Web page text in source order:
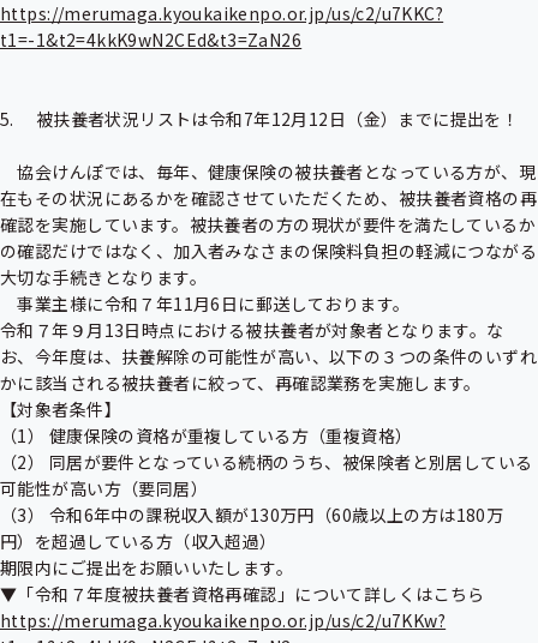
https://merumaga.kyoukaikenpo.or.jp/us/c2/u7KKC?
t1=-1&t2=4kkK9wN2CEd&t3=ZaN26
5. 　被扶養者状況リストは令和7年12月12日（金）までに提出を！
協会けんぽでは、毎年、健康保険の被扶養者となっている方が、現
在もその状況にあるかを確認させていただくため、被扶養者資格の再
確認を実施しています。被扶養者の方の現状が要件を満たしているか
の確認だけではなく、加入者みなさまの保険料負担の軽減につながる
大切な手続きとなります。
事業主様に令和７年11月6日に郵送しております。
令和７年９月13日時点における被扶養者が対象者となります。な
お、今年度は、扶養解除の可能性が高い、以下の３つの条件のいずれ
かに該当される被扶養者に絞って、再確認業務を実施します。
【対象者条件】
（1） 健康保険の資格が重複している方（重複資格）
（2） 同居が要件となっている続柄のうち、被保険者と別居している
可能性が高い方（要同居）
（3） 令和6年中の課税収入額が130万円（60歳以上の方は180万
円）を超過している方（収入超過）
期限内にご提出をお願いいたします。
https://merumaga.kyoukaikenpo.or.jp/us/c2/u7KKw?